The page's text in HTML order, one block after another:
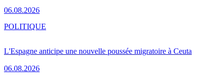
06.08.2026
L'Espagne anticipe une nouvelle poussée migratoire à Ceuta
06.08.2026
POLITIQUE